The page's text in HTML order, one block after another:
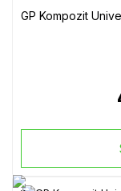
GP Kompozit